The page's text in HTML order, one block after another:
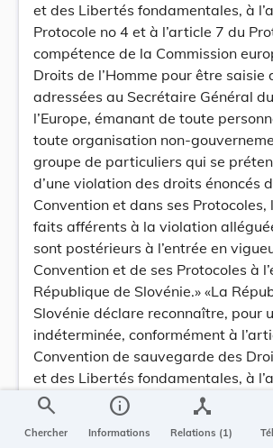
et des Libertés fondamentales, à
Protocole no 4 et à l’article 7 du
compétence de la Commission
Droits de l’Homme pour être saisie
adressées au Secrétaire Général
l’Europe, émanant de toute
toute organisation non-
groupe de particuliers qui se
d’une violation des droits énoncés
Convention et dans ses Protocoles,
faits afférents à la violation
sont postérieurs à l’entrée en
Convention et de ses Protocoles à
République de Slovénie.» «La
Slovénie déclare reconnaître, pour
indéterminée, conformément à
Convention de sauvegarde des
et des Libertés fondamentales, à
Protocole no 4 et à l’article 7 du
comme obligatoire de plein droit et
convention spéciale, sous réserve
search
Chercher
info
Informations
device_hub
Relations (1)